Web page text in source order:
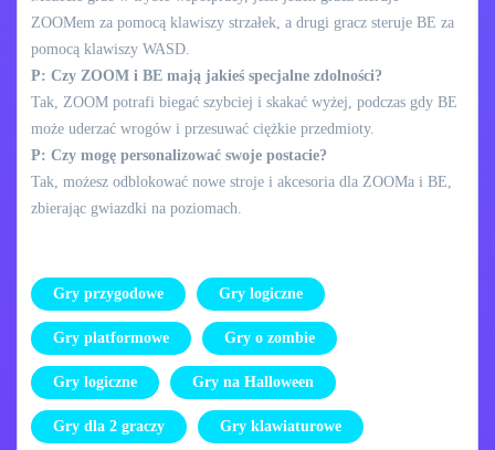
ZOOMem za pomocą klawiszy strzałek, a drugi gracz steruje BE za
pomocą klawiszy WASD.
P: Czy ZOOM i BE mają jakieś specjalne zdolności?
Tak, ZOOM potrafi biegać szybciej i skakać wyżej, podczas gdy BE
może uderzać wrogów i przesuwać ciężkie przedmioty.
P: Czy mogę personalizować swoje postacie?
Tak, możesz odblokować nowe stroje i akcesoria dla ZOOMa i BE,
zbierając gwiazdki na poziomach.
Gry przygodowe Gry logiczne
Gry platformowe Gry o zombie
Gry logiczne Gry na Halloween
Gry dla 2 graczy Gry klawiaturowe